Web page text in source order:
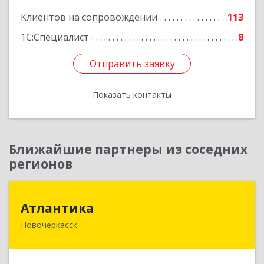
Клиентов на сопровождении
113
1С:Специалист
8
Отправить заявку
Показать контакты
Отправить заявку
Назад
Ближайшие партнеры из соседних
регионов
Атлантика
Новочеркасск346428, Ростовская обл, Новочеркасск г,